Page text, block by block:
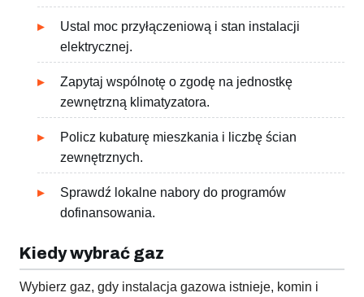
Ustal moc przyłączeniową i stan instalacji
elektrycznej.
Zapytaj wspólnotę o zgodę na jednostkę
zewnętrzną klimatyzatora.
Policz kubaturę mieszkania i liczbę ścian
zewnętrznych.
Sprawdź lokalne nabory do programów
dofinansowania.
Kiedy wybrać gaz
Wybierz gaz, gdy instalacja gazowa istnieje, komin i